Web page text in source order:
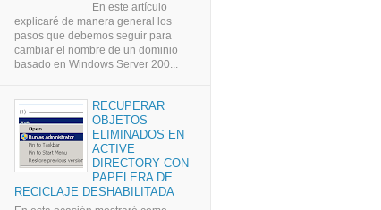
En este artículo
explicaré de manera general los
pasos que debemos seguir para
cambiar el nombre de un dominio
basado en Windows Server 200...
RECUPERAR
OBJETOS
ELIMINADOS EN
ACTIVE
DIRECTORY CON
PAPELERA DE
RECICLAJE DESHABILITADA